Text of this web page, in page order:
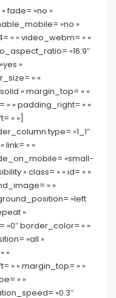
fade= »no »
»no »
» » video_webm= » »
»16:9″
»
» »
» margin_top= » »
» padding_right= » »
» »]
type= »1_1″
link= » »
»small-
» class= » » id= » »
» »
»left
»
»0″ border_color= » »
»all »
»
» » margin_top= » »
» »
»0.3″